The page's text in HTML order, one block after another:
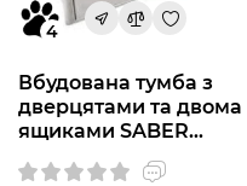
4
Вбудована тумба з
дверцятами та двома
ящиками SABER